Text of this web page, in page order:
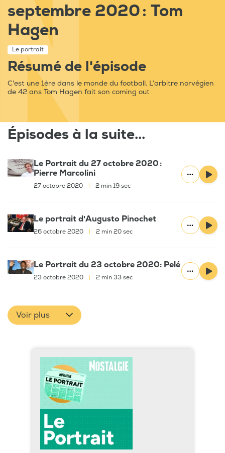
septembre 2020 : Tom
Hagen
Le portrait
Résumé de l'épisode
C'est une 1ère dans le monde du football. L’arbitre norvégien
de 42 ans Tom Hagen fait son coming out
Épisodes à la suite...
Le Portrait du 27 octobre 2020 :
Pierre Marcolini
27 octobre 2020 2 min 19 sec
Le portrait d'Augusto Pinochet
26 octobre 2020 2 min 20 sec
Le Portrait du 23 octobre 2020: Pelé
23 octobre 2020 2 min 33 sec
Voir plus